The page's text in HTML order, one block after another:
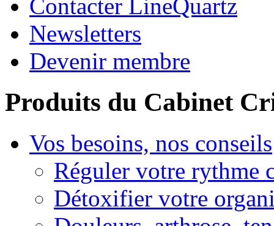
Contacter LineQuartz
Newsletters
Devenir membre
Produits du Cabinet
Vos besoins, nos conseils
Réguler votre rythme
Détoxifier votre